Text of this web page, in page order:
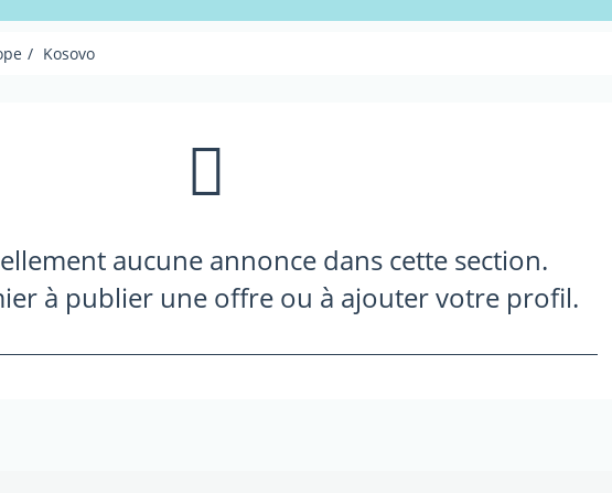
Kosovo
aucune annonce dans cette section.
à publier une offre ou à ajouter votre profil.